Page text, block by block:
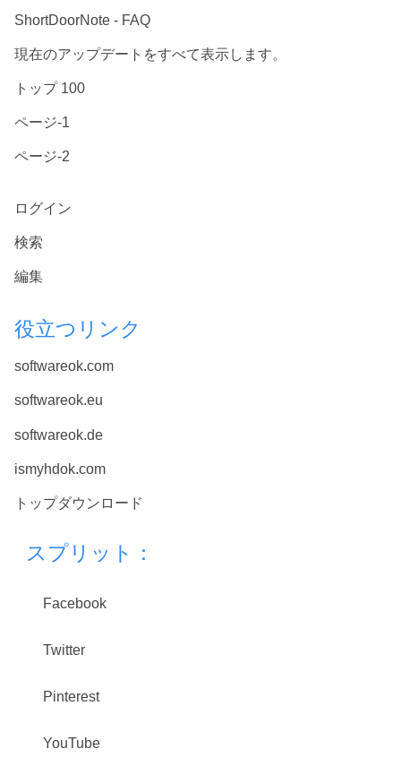
ShortDoorNote - FAQ
現在のアップデートをすべて表示します。
トップ 100
ページ-1
ページ-2
ログイン
検索
編集
役立つリンク
softwareok.com
softwareok.eu
softwareok.de
ismyhdok.com
トップダウンロード
スプリット：
Facebook
Twitter
Pinterest
YouTube